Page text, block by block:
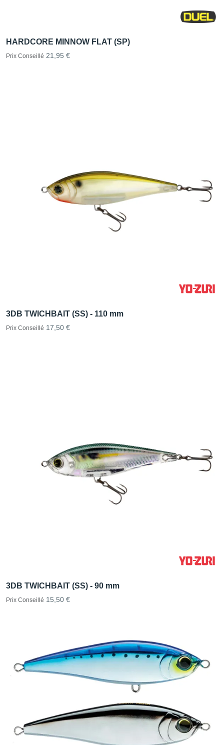
HARDCORE MINNOW FLAT (SP)
Prix Conseillé 21,95 €
3DB TWICHBAIT (SS) - 110 mm
Prix Conseillé 17,50 €
3DB TWICHBAIT (SS) - 90 mm
Prix Conseillé 15,50 €